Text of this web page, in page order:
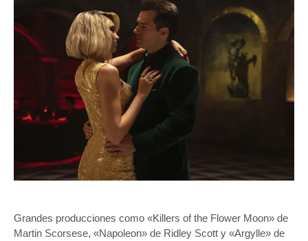
Grandes producciones como «Killers of the Flower Moon» de
Martin Scorsese, «Napoleon» de Ridley Scott y «Argylle» de